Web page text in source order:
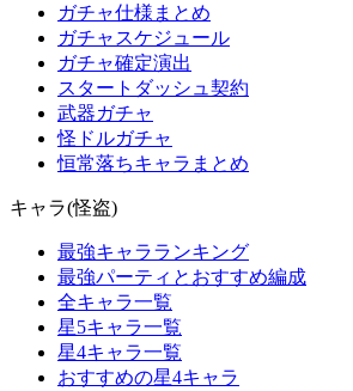
ガチャ仕様まとめ
ガチャスケジュール
ガチャ確定演出
スタートダッシュ契約
武器ガチャ
怪ドルガチャ
恒常落ちキャラまとめ
キャラ(怪盗)
最強キャラランキング
最強パーティとおすすめ編成
全キャラ一覧
星5キャラ一覧
星4キャラ一覧
おすすめの星4キャラ